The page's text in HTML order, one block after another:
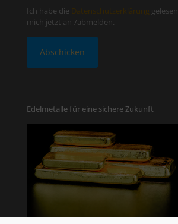
Ich habe die Datenschutzerklärung gelesen
mich jetzt an-/abmelden.
Edelmetalle für eine sichere Zukunft